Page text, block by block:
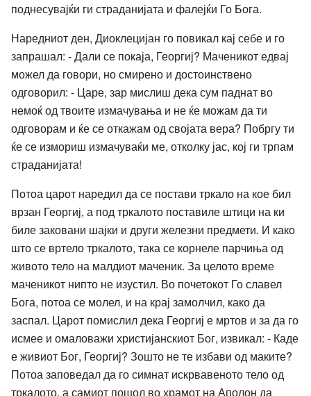
поднесувајќи ги страданијата и фалејќи Го Бога.
Наредниот ден, Диоклецијан го повикал кај себе и го
запрашал: - Дали се покаја, Георгиј? Маченикот едвај
можел да говори, но смирено и достоинствено
одговорил: - Царе, зар мислиш дека сум паднат во
немоќ од твоите измачувања и не ќе можам да ти
одговорам и ќе се откажам од својата вера? Побргу ти
ќе се измориш измачуваќи ме, отколку јас, кој ги трпам
страданијата!
Потоа царот наредил да се постави тркало на кое бил
врзан Георгиј, а под тркалото поставиле штици на ки
биле заковани шајки и други железни предмети. И како
што се вртело тркалото, така се корнеле парчиња од
живото тело на малдиот маченик. За целото време
маченикот нипто не изустил. Во почетокот Го славел
Бога, потоа се молел, и на крај замолчил, како да
заспал. Царот помислил дека Георгиј е мртов и за да го
исмее и омаловажи христијанскиот Бог, извикал: - Каде
е живиот Бог, Георгиј? Зошто не те избави од маките?
Потоа заповедал да го симнат искрвавеното тело од
тркалото, а самиот пошол во храмот на Аполон да